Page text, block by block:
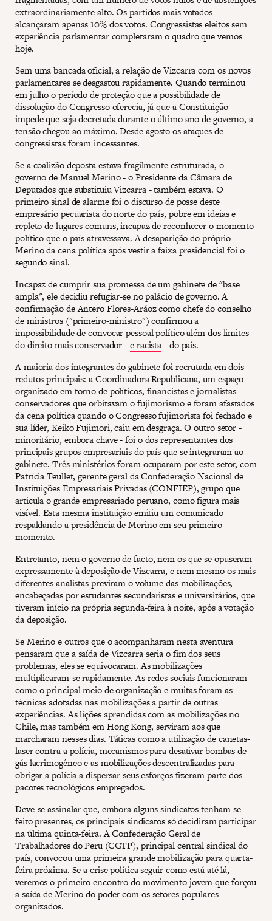
extraordinariamente alto. Os partidos mais votados
alcançaram apenas 10% dos votos. Congressistas eleitos sem
experiência parlamentar completaram o quadro que vemos
hoje.
Sem uma bancada oficial, a relação de Vizcarra com os novos
parlamentares se desgastou rapidamente. Quando terminou
em julho o período de proteção que a possibilidade de
dissolução do Congresso oferecia, já que a Constituição
impede que seja decretada durante o último ano de governo, a
tensão chegou ao máximo. Desde agosto os ataques de
congressistas foram incessantes.
Se a coalizão deposta estava fragilmente estruturada, o
governo de Manuel Merino - o Presidente da Câmara de
Deputados que substituiu Vizcarra - também estava. O
primeiro sinal de alarme foi o discurso de posse deste
empresário pecuarista do norte do país, pobre em ideias e
repleto de lugares comuns, incapaz de reconhecer o momento
político que o país atravessava. A desaparição do próprio
Merino da cena política após vestir a faixa presidencial foi o
segundo sinal.
Incapaz de cumprir sua promessa de um gabinete de "base
ampla", ele decidiu refugiar-se no palácio de governo. A
confirmação de Antero Flores-Aráoz como chefe do conselho
de ministros ("primeiro-ministro") confirmou a
impossibilidade de convocar pessoal político além dos limites
do direito mais conservador -e racista- do país.
A maioria dos integrantes do gabinete foi recrutada em dois
redutos principais: a Coordinadora Republicana, um espaço
organizado em torno de políticos, financistas e jornalistas
conservadores que orbitavam o fujimorismo e foram afastados
da cena política quando o Congresso fujimorista foi fechado e
sua líder, Keiko Fujimori, caiu em desgraça. O outro setor -
minoritário, embora chave - foi o dos representantes dos
principais grupos empresariais do país que se integraram ao
gabinete. Três ministérios foram ocuparam por este setor, com
Patrícia Teullet, gerente geral da Confederação Nacional de
Instituições Empresariais Privadas (CONFIEP), grupo que
articula o grande empresariado peruano, como figura mais
visível. Esta mesma instituição emitiu um comunicado
respaldando a presidência de Merino em seu primeiro
momento.
Entretanto, nem o governo de facto, nem os que se opuseram
expressamente à deposição de Vizcarra, e nem mesmo os mais
diferentes analistas previram o volume das mobilizações,
encabeçadas por estudantes secundaristas e universitários, que
tiveram início na própria segunda-feira à noite, após a votação
da deposição.
Se Merino e outros que o acompanharam nesta aventura
pensaram que a saída de Vizcarra seria o fim dos seus
problemas, eles se equivocaram. As mobilizações
multiplicaram-se rapidamente. As redes sociais funcionaram
como o principal meio de organização e muitas foram as
técnicas adotadas nas mobilizações a partir de outras
experiências. As lições aprendidas com as mobilizações no
Chile, mas também em Hong Kong, serviram aos que
marcharam nesses dias. Táticas como a utilização de canetas-
laser contra a polícia, mecanismos para desativar bombas de
gás lacrimogêneo e as mobilizações descentralizadas para
obrigar a polícia a dispersar seus esforços fizeram parte dos
pacotes tecnológicos empregados.
Deve-se assinalar que, embora alguns sindicatos tenham-se
feito presentes, os principais sindicatos só decidiram participar
na última quinta-feira. A Confederação Geral de
Trabalhadores do Peru (CGTP), principal central sindical do
país, convocou uma primeira grande mobilização para quarta-
feira próxima. Se a crise política seguir como está até lá,
veremos o primeiro encontro do movimento jovem que forçou
a saída de Merino do poder com os setores populares
organizados.